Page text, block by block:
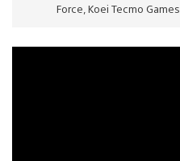
Force, Koei Tecmo Games